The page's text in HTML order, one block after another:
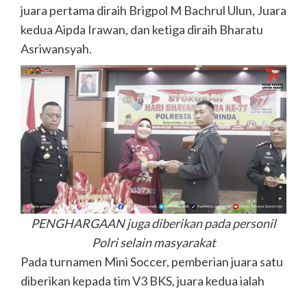
juara pertama diraih Brigpol M Bachrul Ulun, Juara
kedua Aipda Irawan, dan ketiga diraih Bharatu
Asriwansyah.
PENGHARGAAN juga diberikan pada personil
Polri selain masyarakat
Pada turnamen Mini Soccer, pemberian juara satu
diberikan kepada tim V3 BKS, juara kedua ialah